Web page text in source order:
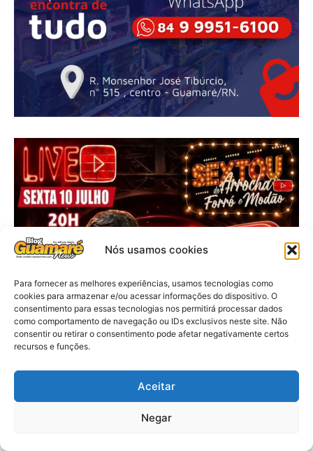
Nós usamos cookies
Para fornecer as melhores experiências, usamos tecnologias como
cookies para armazenar e/ou acessar informações do dispositivo. O
consentimento para essas tecnologias nos permitirá processar dados
como comportamento de navegação ou IDs exclusivos neste site. Não
consentir ou retirar o consentimento pode afetar negativamente certos
recursos e funções.
Aceitar
Negar